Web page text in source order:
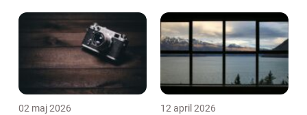
02 maj 2026 12 april 2026